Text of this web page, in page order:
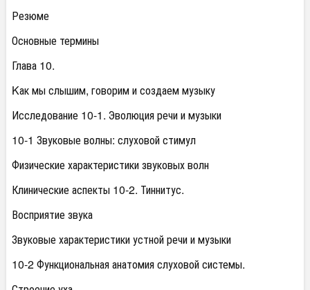
Резюме
Основные термины
Глава 10.
Kак мы слышим, говорим и создаем музыку
Исследование 10-1. Эволюция речи и музыки
10-1 Звуковые волны: слуховой стимул
Физические характеристики звуковых волн
Клинические аспекты 10-2. Тиннитус.
Восприятие звука
Звуковые характеристики устной речи и музыки
10-2 Функциональная анатомия слуховой системы.